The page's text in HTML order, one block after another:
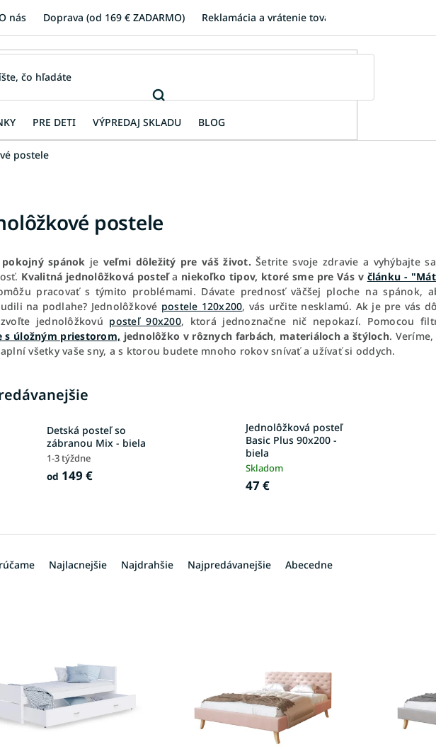
nás Doprava (od 169 € ZADARMO) Reklamácia a vrátenie tovaru
PRE DETI VÝPREDAJ SKLADU BLOG
postele
postele
pokojný spánok je veľmi dôležitý pre váš život. Šetrite svoje zdravie a vyhýbajte
Kvalitná jednolôžková posteľa niekoľko tipov, ktoré sme pre Vás v článku -
pracovať s týmito problémami. Dávate prednosť väčšej ploche na spánok,
na podlahe? Jednolôžkové postele 120x200, vás určite nesklamú. Ak je pre vás
jednolôžkovú posteľ 90x200, ktorá jednoznačne nič nepokazí. Pomocou
s úložným priestorom, jednolôžko v rôznych farbách, materiáloch a štýloch.
všetky vaše sny, a s ktorou budete mnoho rokov snívať a užívať si oddych.
Detská posteľ so
zábranou Mix - biela
1-3 týždne
od 149 €
Jednolôžková posteľ
Basic Plus 90x200 -
biela
Skladom
47 €
Najlacnejšie Najdrahšie Najpredávanejšie Abecedne